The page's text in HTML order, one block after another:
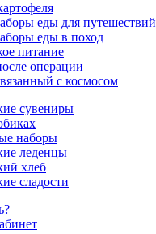
еды для путешествий
еды в поход
питание
операции
с космосом
сувениры
наборы
леденцы
хлеб
сладости